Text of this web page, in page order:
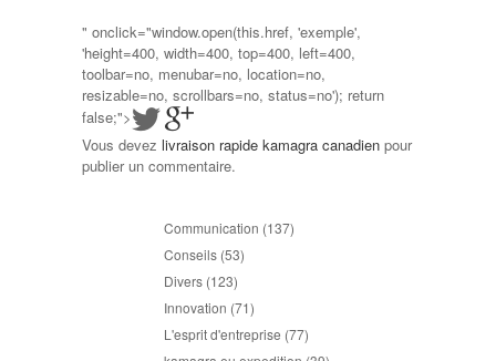
" onclick="window.open(this.href, 'exemple',
'height=400, width=400, top=400, left=400,
toolbar=no, menubar=no, location=no,
resizable=no, scrollbars=no, status=no'); return
false;">
Vous devez livraison rapide kamagra canadien pour
publier un commentaire.
Communication (137)
Conseils (53)
Divers (123)
Innovation (71)
L'esprit d'entreprise (77)